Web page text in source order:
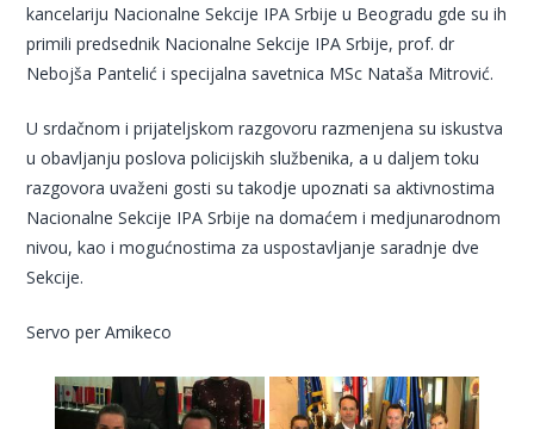
kancelariju Nacionalne Sekcije IPA Srbije u Beogradu gde su ih
primili predsednik Nacionalne Sekcije IPA Srbije, prof. dr
Nebojša Pantelić i specijalna savetnica MSc Nataša Mitrović.
U srdačnom i prijateljskom razgovoru razmenjena su iskustva
u obavljanju poslova policijskih službenika, a u daljem toku
razgovora uvaženi gosti su takodje upoznati sa aktivnostima
Nacionalne Sekcije IPA Srbije na domaćem i medjunarodnom
nivou, kao i mogućnostima za uspostavljanje saradnje dve
Sekcije.
Servo per Amikeco